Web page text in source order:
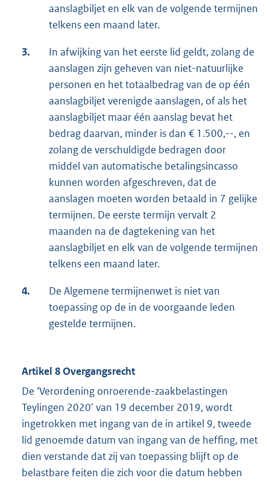
aanslagbiljet en elk van de volgende termijnen
telkens een maand later.
3.
In afwijking van het eerste lid geldt, zolang de
aanslagen zijn geheven van niet-natuurlijke
personen en het totaalbedrag van de op één
aanslagbiljet verenigde aanslagen, of als het
aanslagbiljet maar één aanslag bevat het
bedrag daarvan, minder is dan € 1.500,--, en
zolang de verschuldigde bedragen door
middel van automatische betalingsincasso
kunnen worden afgeschreven, dat de
aanslagen moeten worden betaald in 7 gelijke
termijnen. De eerste termijn vervalt 2
maanden na de dagtekening van het
aanslagbiljet en elk van de volgende termijnen
telkens een maand later.
4.
De Algemene termijnenwet is niet van
toepassing op de in de voorgaande leden
gestelde termijnen.
Artikel 8 Overgangsrecht
De ‘Verordening onroerende-zaakbelastingen
Teylingen 2020' van 19 december 2019, wordt
ingetrokken met ingang van de in artikel 9, tweede
lid genoemde datum van ingang van de heffing, met
dien verstande dat zij van toepassing blijft op de
belastbare feiten die zich voor die datum hebben